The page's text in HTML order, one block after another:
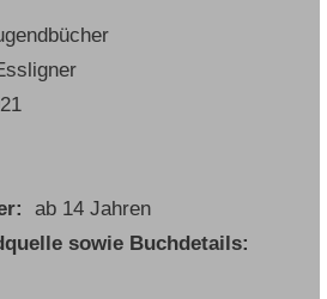
ab 14 Jahren
sowie Buchdetails: